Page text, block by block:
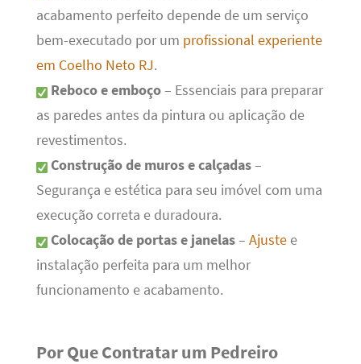
acabamento perfeito depende de um serviço
bem-executado por um profissional experiente
em Coelho Neto RJ.
Reboco e emboço– Essenciais para preparar
as paredes antes da pintura ou aplicação de
revestimentos.
Construção de muros e calçadas–
Segurança e estética para seu imóvel com uma
execução correta e duradoura.
Colocação de portas e janelas– Ajustee
instalação perfeita para um melhor
funcionamento e acabamento.
Por Que Contratar um Pedreiro